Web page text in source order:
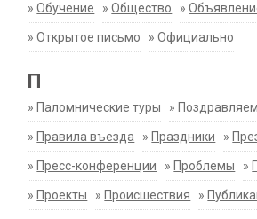
»Обучение »Общество »
»Открытое письмо »Официально
П
» Паломнические туры »
» Правила въезда » Праздники »
» Пресс-конференции » Проблемы »
» Проекты » Происшествия »